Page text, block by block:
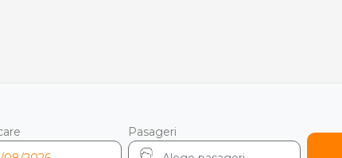
Pasageri